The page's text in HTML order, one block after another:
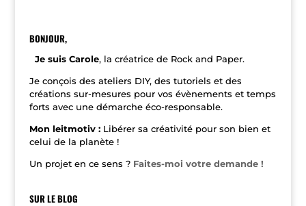
n
v
e
:
BONJOUR,
Je suis Carole, la créatrice de Rock and Paper.
Je conçois des ateliers DIY, des tutoriels et des
créations sur-mesures pour vos évènements et temps
forts avec une démarche éco-responsable.
Mon leitmotiv : Libérer sa créativité pour son bien et
celui de la planète !
Un projet en ce sens ? Faites-moi votre demande !
SUR LE BLOG